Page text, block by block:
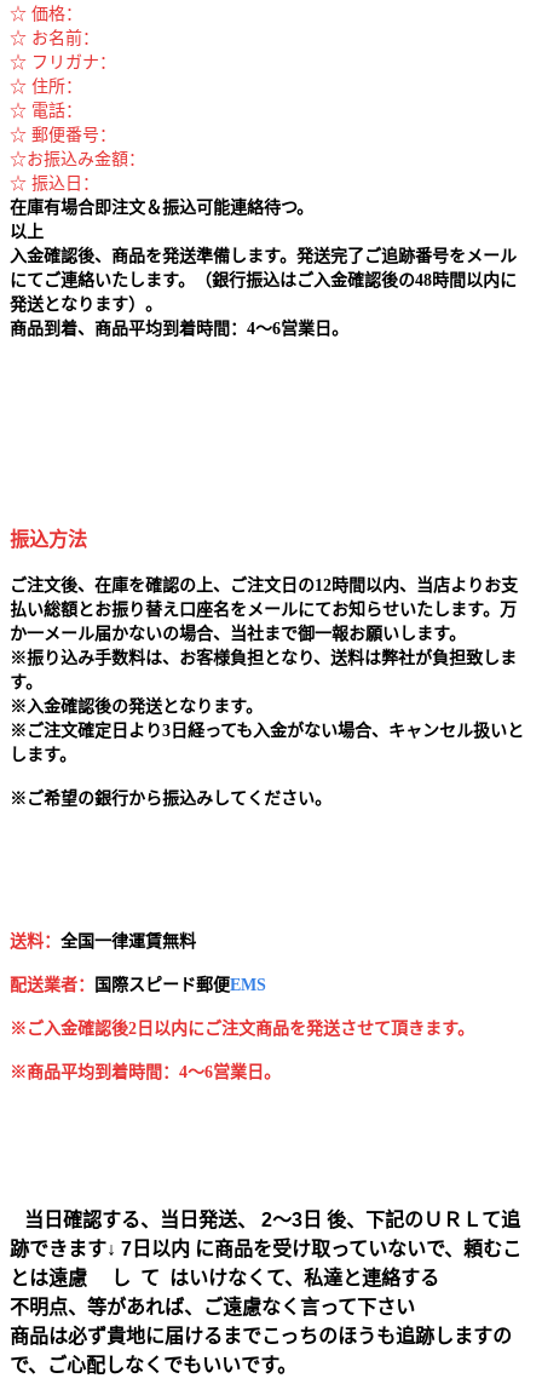
☆ 価格：
☆ お名前：
☆ フリガナ：
☆ 住所：
☆ 電話：
☆ 郵便番号：
☆お振込み金額：
☆ 振込日：
在庫有場合即注文＆振込可能連絡待つ。
以上
入金確認後、商品を発送準備します。発送完了ご追跡番号をメール
にてご連絡いたします。（銀行振込はご入金確認後の48時間以内に
発送となります）。
商品到着、商品平均到着時間：4～6営業日。
振込方法
ご注文後、在庫を確認の上、ご注文日の12時間以内、当店よりお支
払い総額とお振り替え口座名をメールにてお知らせいたします。万
か一メール届かないの場合、当社まで御一報お願いします。
※振り込み手数料は、お客様負担となり、送料は弊社が負担致しま
す。
※ 入金確認後の発送となります。
※ ご注文確定日より3日経っても入金がない場合、キャンセル扱いと
します。
※ ご希望の銀行から振込みしてください。
送料： 全国一律運賃無料
配送業者： 国 際スピード郵便EMS
※ご入金確認後2日以内にご注文商品を発送させて頂きます。
※商品平均到着時間：4～6営業日。
当日確認する、当日発送、 2～3日 後、下記のＵＲＬて追
跡できます↓ 7日以内 に商品を受け取っていないで、頼むこ
とは遠慮 し て はいけなくて、私達と連絡する
不明点、等があれば、ご遠慮なく言って下さい
商品は必ず貴地に届けるまでこっちのほうも追跡しますの
で、ご心配しなくでもいいです。